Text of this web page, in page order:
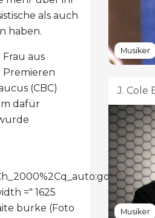
als auch
haben.
aus
Premieren
(CBC)
dafür
=" 1625
burke (Foto
Musiker
J. Cole
Musiker